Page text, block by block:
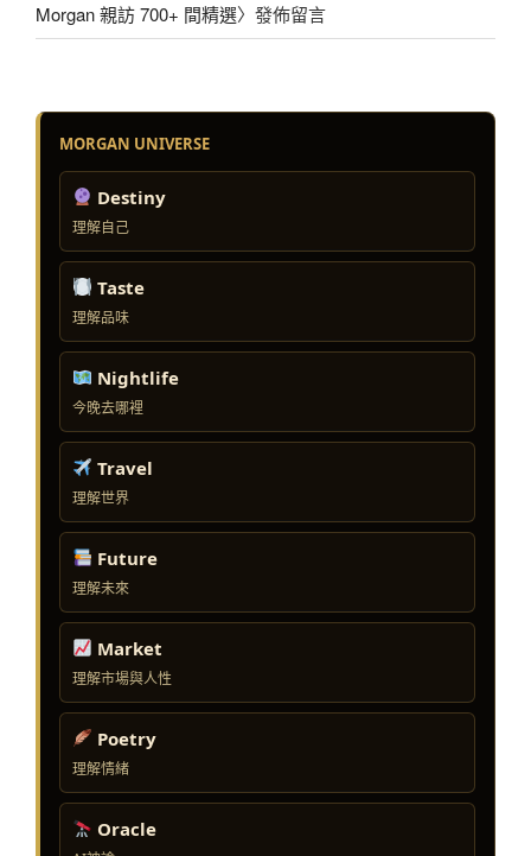
Morgan 親訪 700+ 間精選〉發佈留言
MORGAN UNIVERSE
Destiny
理解自己
Taste
理解品味
Nightlife
今晚去哪裡
Travel
理解世界
Future
理解未來
Market
理解市場與人性
Poetry
理解情緒
Oracle